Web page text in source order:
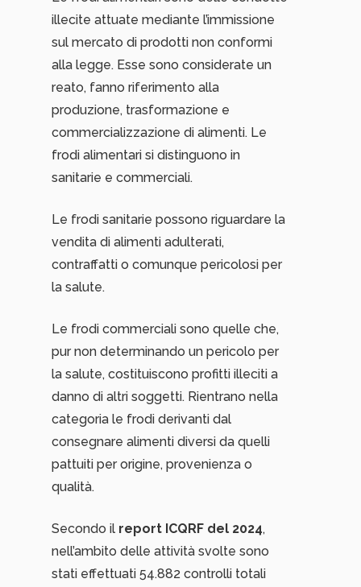
illecite attuate mediante l’immissione
sul mercato di prodotti non conformi
alla legge. Esse sono considerate un
reato, fanno riferimento alla
produzione, trasformazione e
commercializzazione di alimenti. Le
frodi alimentari si distinguono in
sanitarie e commerciali.
Le frodi sanitarie possono riguardare la
vendita di alimenti adulterati,
contraffatti o comunque pericolosi per
la salute.
Le frodi commerciali sono quelle che,
pur non determinando un pericolo per
la salute, costituiscono profitti illeciti a
danno di altri soggetti. Rientrano nella
categoria le frodi derivanti dal
consegnare alimenti diversi da quelli
pattuiti per origine, provenienza o
qualità.
Secondo il report ICQRF del 2024,
nell’ambito delle attività svolte sono
stati effettuati 54.882 controlli totali